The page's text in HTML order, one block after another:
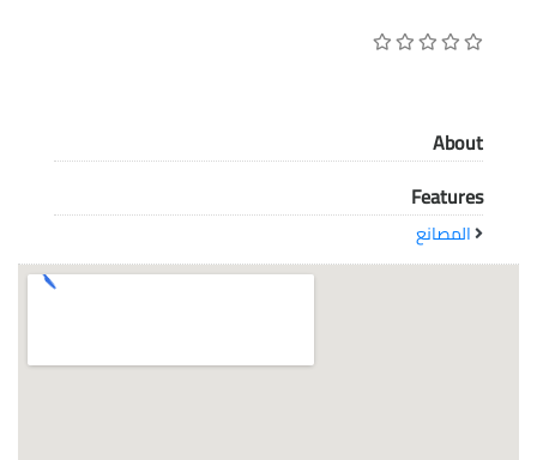
معاً نحو خلق مجتمع مبدع في عالم الأزياء
About
Features
المصانع